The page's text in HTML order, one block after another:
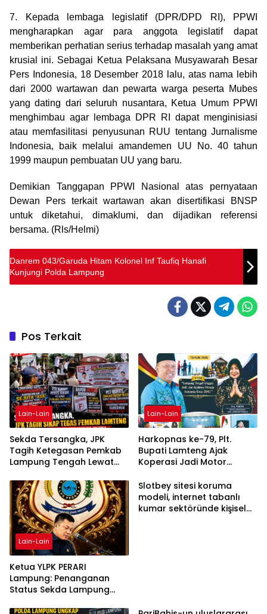
7. Kepada lembaga legislatif (DPR/DPD RI), PPWI
mengharapkan agar para anggota legislatif dapat
memberikan perhatian serius terhadap masalah yang amat
krusial ini. Sebagai Ketua Pelaksana Musyawarah Besar
Pers Indonesia, 18 Desember 2018 lalu, atas nama lebih
dari 2000 wartawan dan pewarta warga peserta Mubes
yang dating dari seluruh nusantara, Ketua Umum PPWI
menghimbau agar lembaga DPR RI dapat menginisiasi
atau memfasilitasi penyusunan RUU tentang Jurnalisme
Indonesia, baik melalui amandemen UU No. 40 tahun
1999 maupun pembuatan UU yang baru.
Demikian Tanggapan PPWI Nasional atas pernyataan
Dewan Pers terkait wartawan akan disertifikasi BNSP
untuk diketahui, dimaklumi, dan dijadikan referensi
bersama. (Rls/Helmi)
Danrem 043/Garuda Hitam Kolonel Inf Taufiq Hanafi
Kunjungi Polda Lampung
Pos Terkait
Lain-Lain
Sekda Tersangka, JPK
Tagih Ketegasan Pemkab
Lampung Tengah Lewat
Lain-Lain
Harkopnas ke-79, Plt.
Bupati Lamteng Ajak
Koperasi Jadi Motor
Lain-Lain
Ketua YLPK PERARI
Lampung: Penanganan
Status Sekda Lampung
Slotbey sitesi koruma
modeli, internet tabanlı
kumar sektöründe kişisel